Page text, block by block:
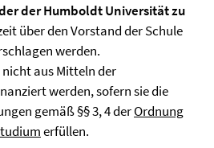
der Humboldt Universität zu
über den Vorstand der Schule
werden.
nicht aus Mitteln der
werden, sofern sie die
gemäß §§ 3, 4 derOrdnung
erfüllen.